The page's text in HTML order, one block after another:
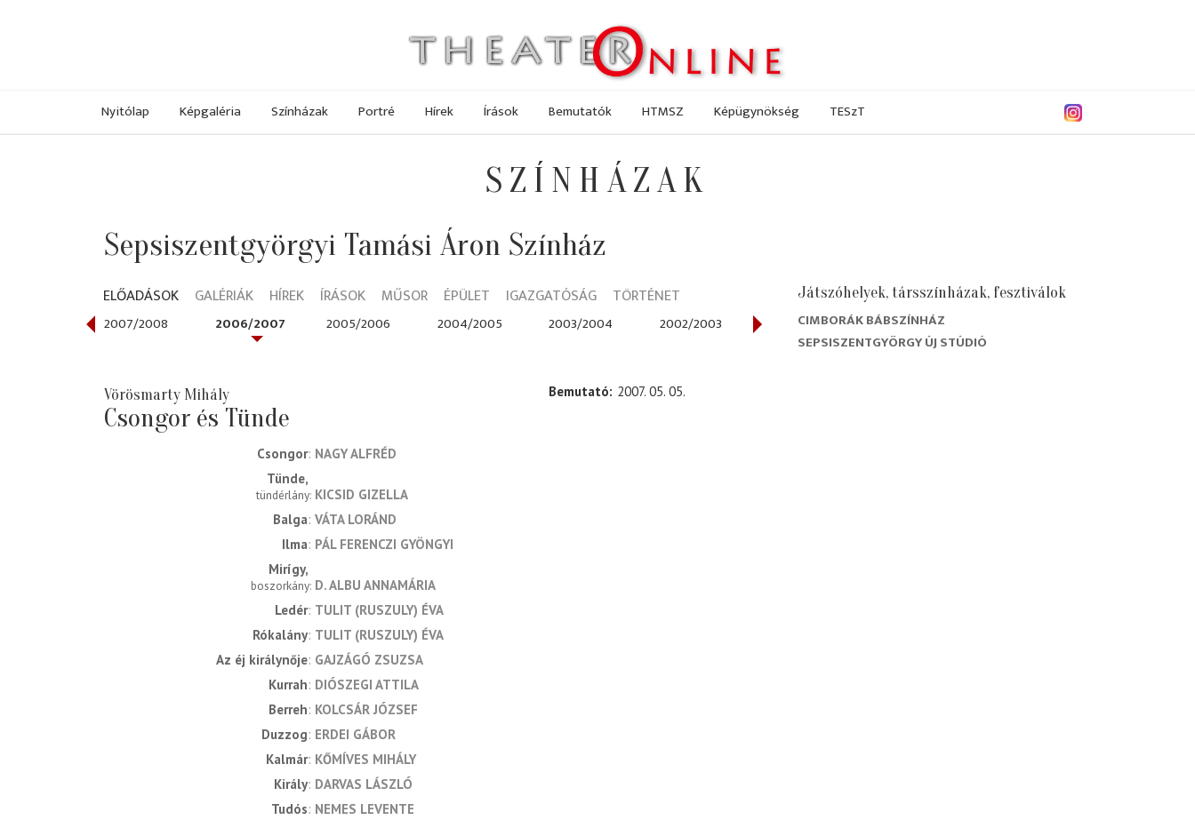
Nyitólap Képgaléria Színházak Portré Hírek Írások Bemutatók HTMSZ Képügynökség TESzT
SZÍNHÁZAK
Sepsiszentgyörgyi Tamási Áron Színház
ELŐADÁSOK GALÉRIÁK HÍREK ÍRÁSOK MŰSOR ÉPÜLET IGAZGATÓSÁG TÖRTÉNET
2007/2008 2006/2007 2005/2006 2004/2005 2003/2004 2002/2003 2001/2002 2000/2001
Vörösmarty Mihály
Csongor és Tünde
Csongor NAGY ALFRÉD
Tünde
tündérlány KICSID GIZELLA
Balga VÁTA LORÁND
Ilma PÁL FERENCZI GYÖNGYI
Mirígy
boszorkány D. ALBU ANNAMÁRIA
Ledér TULIT (RUSZULY) ÉVA
Rókalány TULIT (RUSZULY) ÉVA
Az éj királynője GAJZÁGÓ ZSUZSA
Kurrah DIÓSZEGI ATTILA
Berreh KOLCSÁR JÓZSEF
Duzzog ERDEI GÁBOR
Kalmár KŐMÍVES MIHÁLY
Király DARVAS LÁSZLÓ
Tudós NEMES LEVENTE
Bemutató 2007. 05. 05.
Játszóhelyek, társszínházak, fesztiválok
CIMBORÁK BÁBSZÍNHÁZ
SEPSISZENTGYÖRGY ÚJ STÚDIÓ